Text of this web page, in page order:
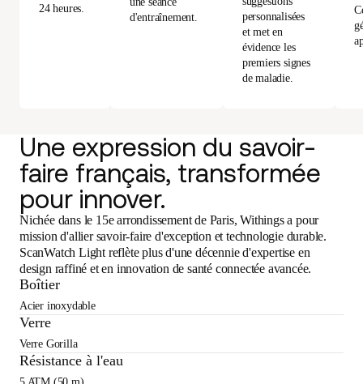
24 heures.
d'entraînement.
personnalisées
et met en
évidence les
premiers signes
de maladie.
Une expression du savoir-
faire français, transformée
pour innover.
Nichée dans le 15e arrondissement de Paris, Withings a pour
mission d'allier savoir-faire d'exception et technologie durable.
ScanWatch Light reflète plus d'une décennie d'expertise en
design raffiné et en innovation de santé connectée avancée.
Boîtier
Acier inoxydable
Verre
Verre Gorilla
Résistance à l'eau